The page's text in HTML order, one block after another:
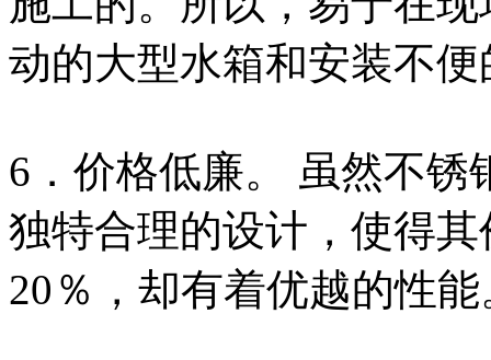
动的大型水箱和安装不
6．价格低廉。 虽然不
独特合理的设计，使得
20％，却有着优越的性能